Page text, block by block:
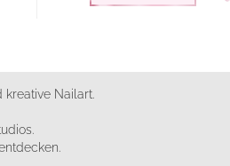
Nailart.